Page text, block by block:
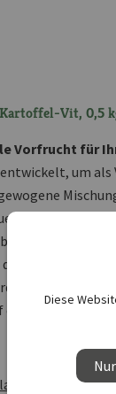
Vit, 0,5
Vorfrucht für
um
und
Befall mit
Bereitet
Diese